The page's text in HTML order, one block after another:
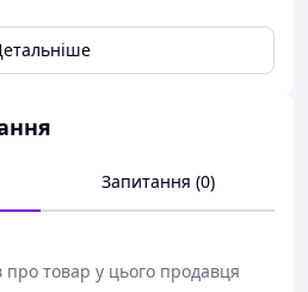
під номером N 20.
яких дефектів.
упаковуємо марки у
марки Пошти України.
Запитання (0)
про товар у цього продавця